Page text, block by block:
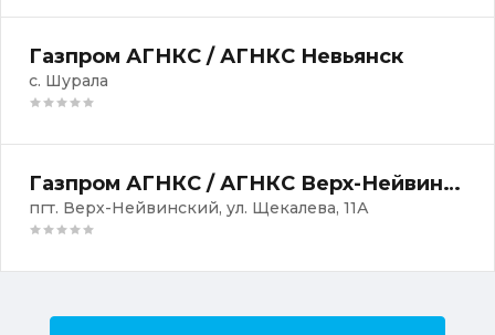
Газпром АГНКС / АГНКС Невьянск
с. Шурала
Газпром АГНКС / АГНКС Верх-Нейвинский
пгт. Верх-Нейвинский, ул. Щекалева, 11А